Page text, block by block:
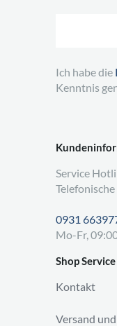
Service
0931
Mo-Fr,
Shop Service
Kontakt
Versand
Ich habe die
Kenntnis